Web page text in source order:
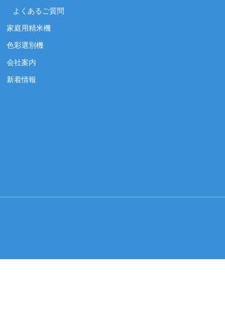
よくあるご質問
家庭用精米機
色彩選別機
会社案内
新着情報